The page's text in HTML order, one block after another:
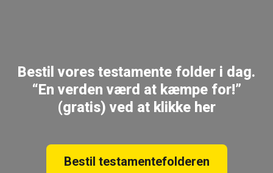
Bestil vores testamente folder i dag.
“En verden værd at kæmpe for!”
(gratis) ved at klikke her
Bestil testamentefolderen